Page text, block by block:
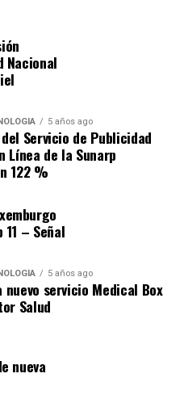
corriente. Para la firma,
significativa para
importante de las
década.
Nacional
5 años ago
Servicio de Publicidad
Línea de la Sunarp
122 %
– Señal
5 años ago
nuevo servicio Medical Box
Salud
nueva